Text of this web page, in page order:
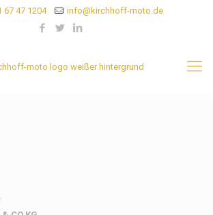
67 47 1204 info@kirchhoff-moto.de